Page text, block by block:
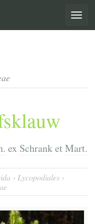
Toggle
ex SchranketMart.
Lycopodiales